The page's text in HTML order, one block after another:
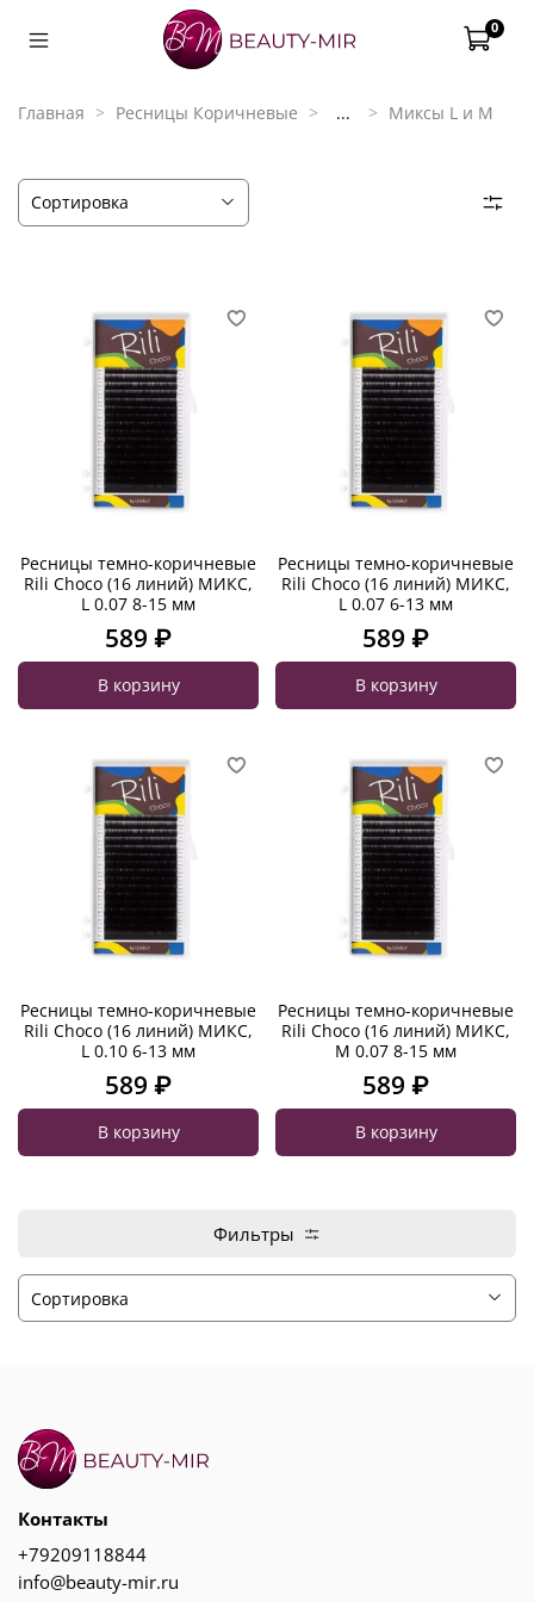
0
Главная Ресницы Коричневые ... Миксы L и M
Ресницы темно-коричневые
Rili Choco (16 линий) МИКС,
L 0.07 8-15 мм
589 ₽
В корзину
Ресницы темно-коричневые
Rili Choco (16 линий) МИКС,
L 0.07 6-13 мм
589 ₽
В корзину
Ресницы темно-коричневые
Rili Choco (16 линий) МИКС,
L 0.10 6-13 мм
589 ₽
В корзину
Ресницы темно-коричневые
Rili Choco (16 линий) МИКС,
M 0.07 8-15 мм
589 ₽
В корзину
Фильтры
Контакты
+79209118844
info@beauty-mir.ru